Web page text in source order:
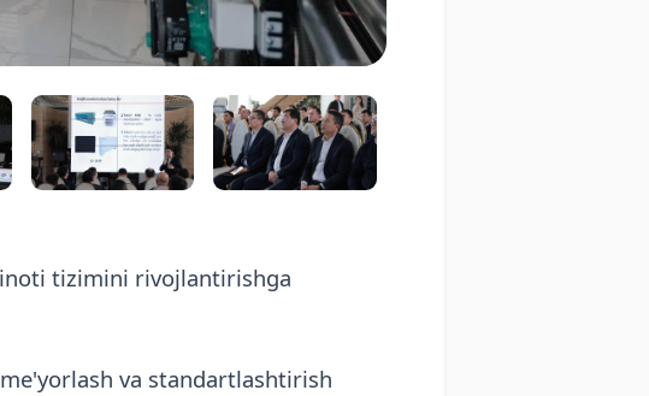
tizimini rivojlantirishga
va standartlashtirish